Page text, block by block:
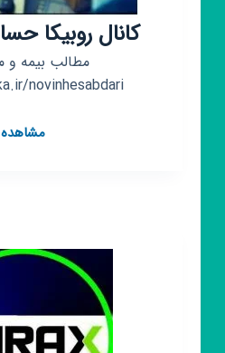
کانال روبیکا
مطالب بیمه و
novinhesabdari
مشاهده